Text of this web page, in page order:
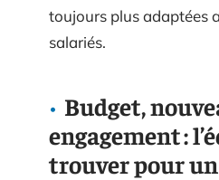
toujours plus adaptées
salariés.
Budget,
engagement :
trouver pour